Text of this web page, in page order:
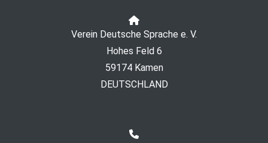
Verein Deutsche Sprache e. V.
Hohes Feld 6
59174 Kamen
DEUTSCHLAND